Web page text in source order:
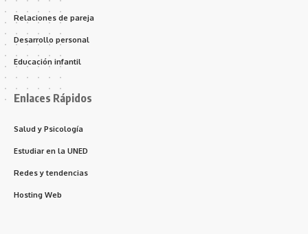
Relaciones de pareja
Desarrollo personal
Educación infantil
Enlaces Rápidos
Salud y Psicología
Estudiar en la UNED
Redes y tendencias
Hosting Web